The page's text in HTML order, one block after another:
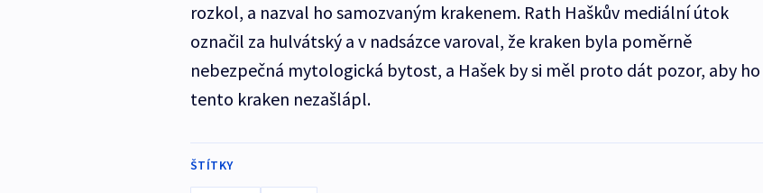
rozkol, a nazval ho samozvaným krakenem. Rath Haškův mediální útok
označil za hulvátský a v nadsázce varoval, že kraken byla poměrně
nebezpečná mytologická bytost, a Hašek by si měl proto dát pozor, aby ho
tento kraken nezašlápl.
ŠTÍTKY